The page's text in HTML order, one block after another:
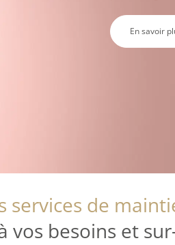
En savoir
services de
vos besoins et